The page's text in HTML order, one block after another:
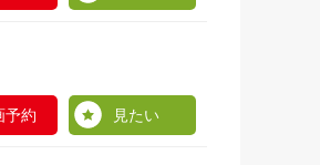
予約 見たい